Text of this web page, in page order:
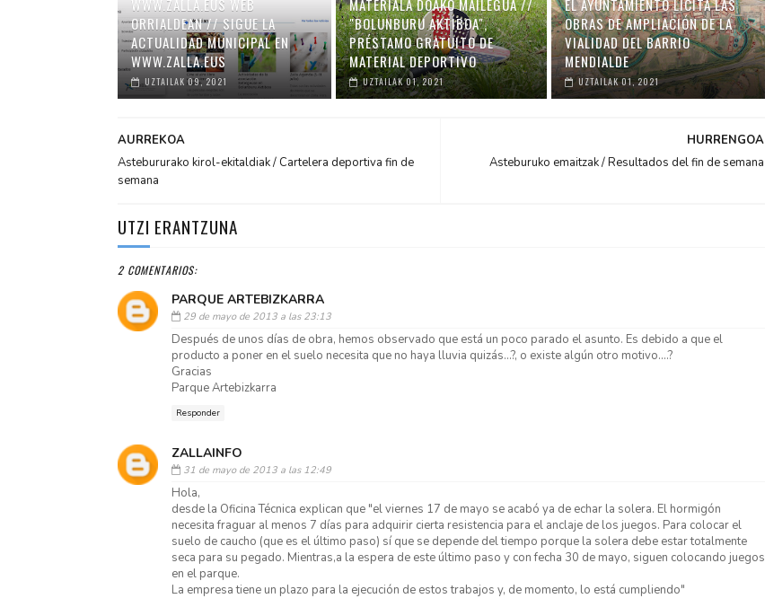
WWW.ZALLA.EUS WEB
ORRIALDEAN // SIGUE LA
ACTUALIDAD MUNICIPAL EN
WWW.ZALLA.EUS
UZTAILAK 09, 2021
MATERIALA DOAKO MAILEGUA //
"BOLUNBURU AKTIBOA",
PRÉSTAMO GRATUITO DE
MATERIAL DEPORTIVO
UZTAILAK 01, 2021
EL AYUNTAMIENTO LICITA LAS
OBRAS DE AMPLIACIÓN DE LA
VIALIDAD DEL BARRIO
MENDIALDE
UZTAILAK 01, 2021
HURRENGOA
Asteburuko emaitzak / Resultados del fin de semana
AURREKOA
Astebururako kirol-ekitaldiak / Cartelera deportiva fin de
semana
UTZI ERANTZUNA
2 COMENTARIOS:
PARQUE ARTEBIZKARRA
29 de mayo de 2013 a las 23:13
Después de unos días de obra, hemos observado que está un poco parado el asunto. Es debido a que el
producto a poner en el suelo necesita que no haya lluvia quizás...?, o existe algún otro motivo....?
Gracias
Parque Artebizkarra
Responder
ZALLAINFO
31 de mayo de 2013 a las 12:49
Hola,
desde la Oficina Técnica explican que "el viernes 17 de mayo se acabó ya de echar la solera. El hormigón
necesita fraguar al menos 7 días para adquirir cierta resistencia para el anclaje de los juegos. Para colocar el
suelo de caucho (que es el último paso) sí que se depende del tiempo porque la solera debe estar totalmente
seca para su pegado. Mientras,a la espera de este último paso y con fecha 30 de mayo, siguen colocando juegos
en el parque.
La empresa tiene un plazo para la ejecución de estos trabajos y, de momento, lo está cumpliendo"